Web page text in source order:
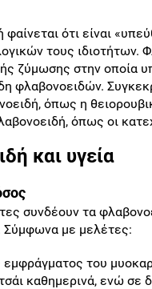
φαίνεται ότι είναι
τους ιδιοτήτων.
ζύμωσης στην οποία
φλαβονοειδών.
όπως η
όπως οι
και υγεία
συνδέουν τα
Σύμφωνα με μελέτες:
εμφράγματος του
καθημερινά, ενώ